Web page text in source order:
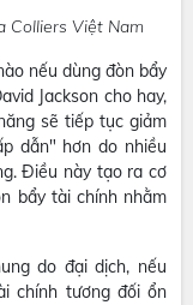
Colliers Việt Nam
nếu dùng đòn bẩy
Jackson cho hay,
sẽ tiếp tục giảm
dẫn" hơn do nhiều
Điều này tạo ra cơ
bẩy tài chính nhằm
do đại dịch, nếu
chính tương đối ổn